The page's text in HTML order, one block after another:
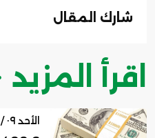
شارك المقال
اقرأ المزيد
الأحد ٠٩ / أغسطس / ٢٠٢٦